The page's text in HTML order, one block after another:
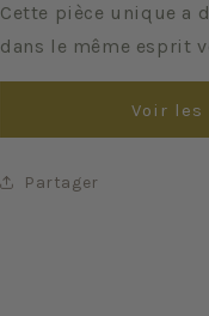
Cette pièce unique a
dans le même esprit
Voir
Partager